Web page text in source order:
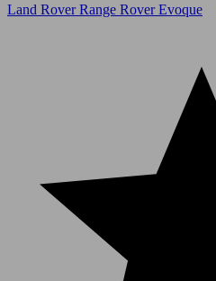
Land Rover Range Rover Evoque